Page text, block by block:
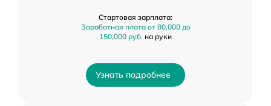
Стартовая зарплата:
Заработная плата от 80,000 до
150,000 руб. на руки
Узнать подробнее